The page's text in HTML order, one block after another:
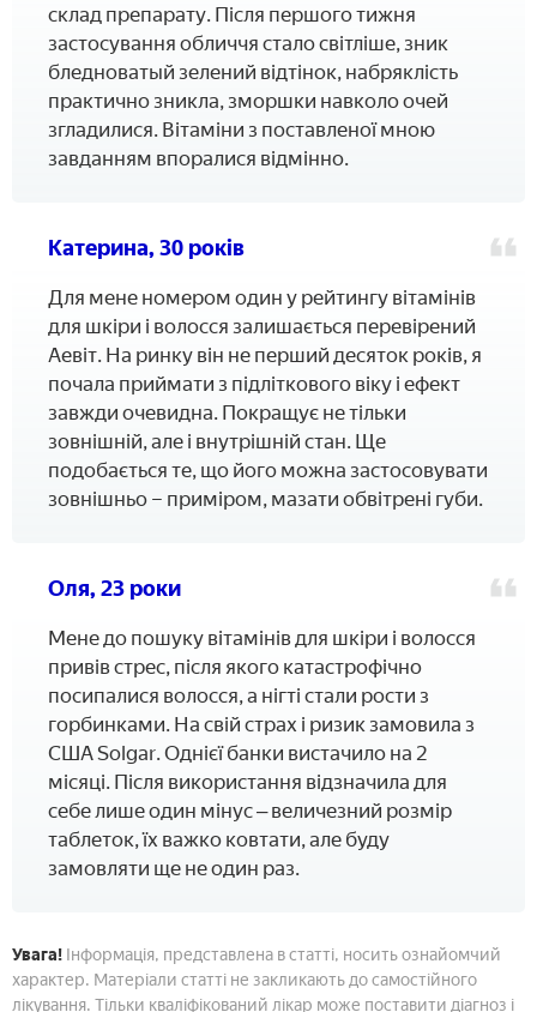
склад препарату. Після першого тижня
застосування обличчя стало світліше, зник
бледноватый зелений відтінок, набряклість
практично зникла, зморшки навколо очей
згладилися. Вітаміни з поставленої мною
завданням впоралися відмінно.
Катерина, 30 років
Для мене номером один у рейтингу вітамінів
для шкіри і волосся залишається перевірений
Аевіт. На ринку він не перший десяток років, я
почала приймати з підліткового віку і ефект
завжди очевидна. Покращує не тільки
зовнішній, але і внутрішній стан. Ще
подобається те, що його можна застосовувати
зовнішньо – приміром, мазати обвітрені губи.
Оля, 23 роки
Мене до пошуку вітамінів для шкіри і волосся
привів стрес, після якого катастрофічно
посипалися волосся, а нігті стали рости з
горбинками. На свій страх і ризик замовила з
США Solgar. Однієї банки вистачило на 2
місяці. Після використання відзначила для
себе лише один мінус ‒ величезний розмір
таблеток, їх важко ковтати, але буду
замовляти ще не один раз.
Увага! Інформація, представлена в статті, носить ознайомчий
характер. Матеріали статті не закликають до самостійного
лікування. Тільки кваліфікований лікар може поставити діагноз і